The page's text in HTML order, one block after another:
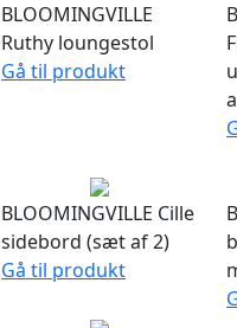
BLOOMINGVILLE
Ruthy loungestol
Gå til produkt
BLOOMINGVILLE Cille
sidebord (sæt af 2)
Gå til produkt